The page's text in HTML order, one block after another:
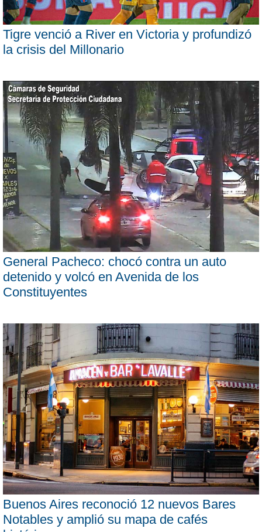
Tigre venció a River en Victoria y profundizó
la crisis del Millonario
General Pacheco: chocó contra un auto
detenido y volcó en Avenida de los
Constituyentes
Buenos Aires reconoció 12 nuevos Bares
Notables y amplió su mapa de cafés